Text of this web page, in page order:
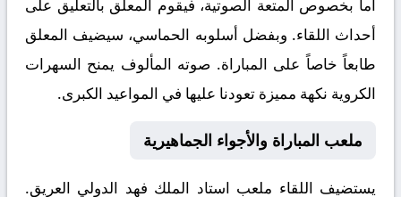
أما بخصوص المتعة الصوتية، فيقوم المعلق بالتعليق على
أحداث اللقاء. وبفضل أسلوبه الحماسي، سيضيف المعلق
طابعاً خاصاً على المباراة. صوته المألوف يمنح السهرات
الكروية نكهة مميزة تعودنا عليها في المواعيد الكبرى.
ملعب المباراة والأجواء الجماهيرية
يستضيف اللقاء ملعب استاد الملك فهد الدولي العريق.